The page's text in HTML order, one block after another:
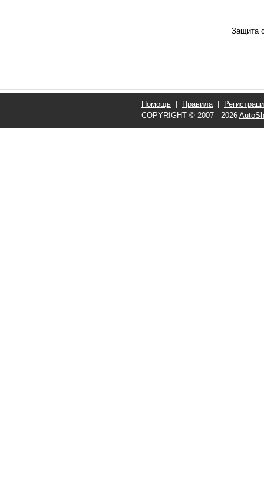
Защита
Помощь Правила|
COPYRIGHT © 2007 - 2026